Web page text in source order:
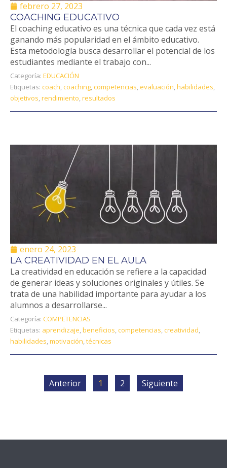
febrero 27, 2023
COACHING EDUCATIVO
El coaching educativo es una técnica que cada vez está
ganando más popularidad en el ámbito educativo.
Esta metodología busca desarrollar el potencial de los
estudiantes mediante el trabajo con...
Categoría: EDUCACIÓN
Etiquetas: coach,coaching,competencias,evaluación,habilidades,
objetivos,rendimiento,resultados
enero 24, 2023
LA CREATIVIDAD EN EL AULA
La creatividad en educación se refiere a la capacidad
de generar ideas y soluciones originales y útiles. Se
trata de una habilidad importante para ayudar a los
alumnos a desarrollarse...
Categoría: COMPETENCIAS
Etiquetas: aprendizaje beneficios competencias creatividad
habilidades motivación técnicas
Anterior 1 2 Siguiente